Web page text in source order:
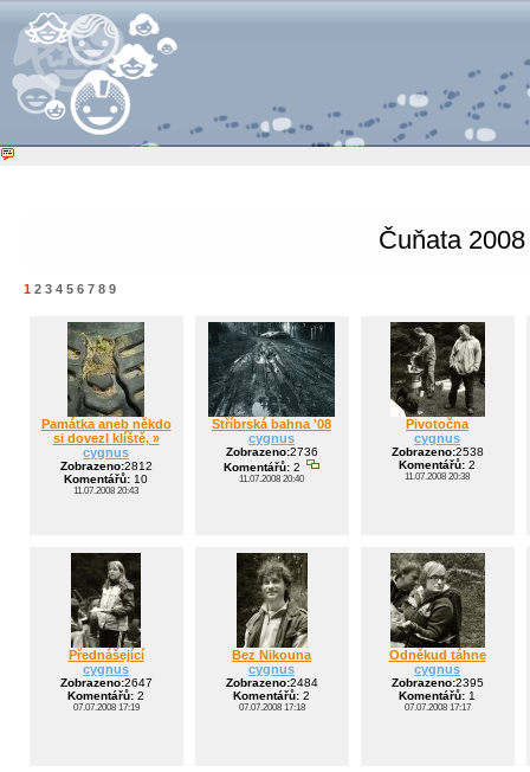
Čuňata 2008
1 2 3 4 5 6 7 8 9
Památka aneb někdo
si dovezl klíště, »
cygnus
Zobrazeno:2812
Komentářů: 10
11.07.2008 20:43
Stříbrská bahna '08
cygnus
Zobrazeno:2736
Komentářů:2
11.07.2008 20:40
Pivotočna
cygnus
Zobrazeno:2538
Komentářů: 2
11.07.2008 20:38
Přednášející
cygnus
Zobrazeno:2647
Komentářů: 2
07.07.2008 17:19
Bez Nikouna
cygnus
Zobrazeno:2484
Komentářů: 2
07.07.2008 17:18
Odněkud táhne
cygnus
Zobrazeno:2395
Komentářů: 1
07.07.2008 17:17